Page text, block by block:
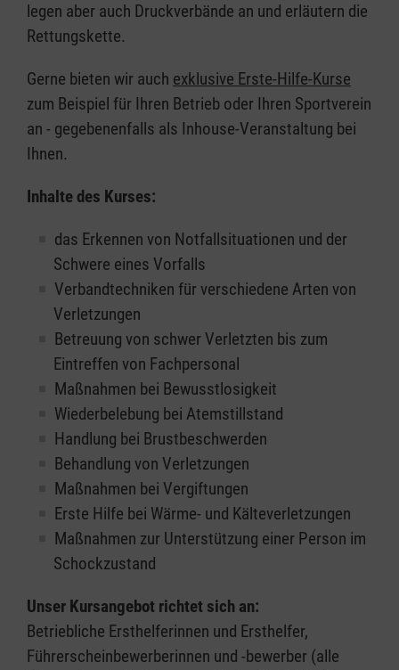
legen aber auch Druckverbände an und erläutern die
Rettungskette.
Gerne bieten wir auch exklusive Erste-Hilfe-Kurse
zum Beispiel für Ihren Betrieb oder Ihren Sportverein
an - gegebenenfalls als Inhouse-Veranstaltung bei
Ihnen.
Inhalte des Kurses:
das Erkennen von Notfallsituationen und der
Schwere eines Vorfalls
Verbandtechniken für verschiedene Arten von
Verletzungen
Betreuung von schwer Verletzten bis zum
Eintreffen von Fachpersonal
Maßnahmen bei Bewusstlosigkeit
Wiederbelebung bei Atemstillstand
Handlung bei Brustbeschwerden
Behandlung von Verletzungen
Maßnahmen bei Vergiftungen
Erste Hilfe bei Wärme- und Kälteverletzungen
Maßnahmen zur Unterstützung einer Person im
Schockzustand
Unser Kursangebot richtet sich an:
Betriebliche Ersthelferinnen und Ersthelfer,
Führerscheinbewerberinnen und -bewerber (alle